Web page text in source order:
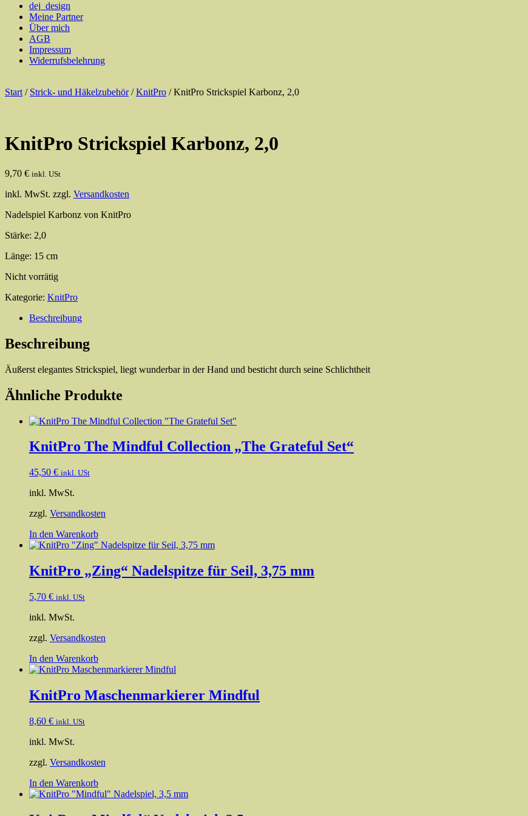
dej_design
Meine Partner
Über mich
AGB
Impressum
Widerrufsbelehrung
Start / Strick- und Häkelzubehör/KnitPro / KnitPro Strickspiel Karbonz, 2,0
KnitPro Strickspiel Karbonz, 2,0
9,70 € inkl. USt
inkl. MwSt. zzgl. Versandkosten
Nadelspiel Karbonz von KnitPro
Stärke: 2,0
Länge: 15 cm
Nicht vorrätig
Kategorie: KnitPro
Beschreibung
Beschreibung
Äußerst elegantes Strickspiel, liegt wunderbar in der Hand und besticht durch seine Schlichtheit
Ähnliche Produkte
KnitPro The Mindful Collection „The Grateful Set“
45,50 € inkl. USt
inkl. MwSt.
zzgl. Versandkosten
In den Warenkorb
KnitPro „Zing“ Nadelspitze für Seil, 3,75 mm
5,70 € inkl. USt
inkl. MwSt.
zzgl. Versandkosten
In den Warenkorb
KnitPro Maschenmarkierer Mindful
8,60 € inkl. USt
inkl. MwSt.
zzgl. Versandkosten
In den Warenkorb